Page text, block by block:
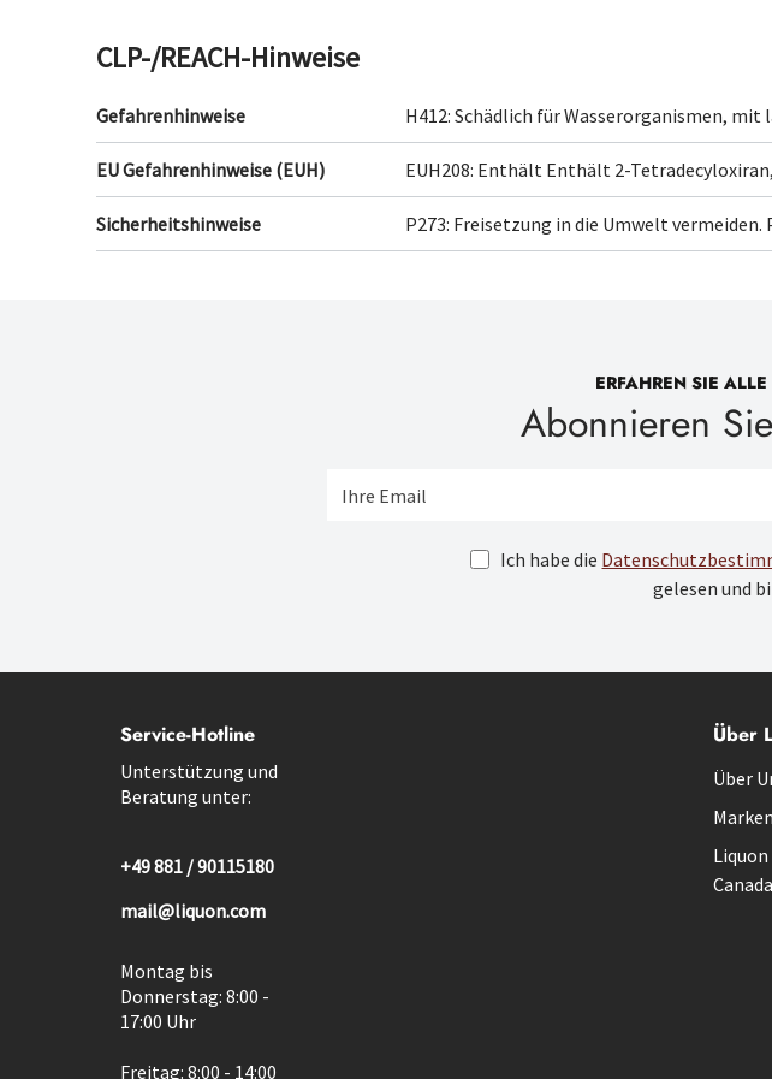
CLP-/REACH-Hinweise
Gefahrenhinweise H412: Schädlich für Wasserorganismen,
EU Gefahrenhinweise (EUH) EUH208: Enthält Enthält 2-
Sicherheitshinweise P273: Freisetzung in die Umwelt vermeiden.
ERFAHREN SIE
Abonnieren
Ich habe die
gelesen und
Service-Hotline
Unterstützung und
Beratung unter:
+49 881 / 90115180
mail@liquon.com
Montag bis
Donnerstag: 8:00 -
17:00 Uhr
Freitag: 8:00 - 14:00
Über
Über
Marken
Canada